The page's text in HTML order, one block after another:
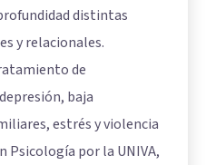
distintas
y relacionales.
de
baja
estrés y violencia
Psicología por la UNIVA,